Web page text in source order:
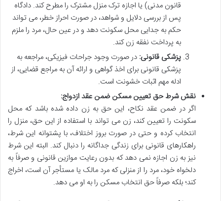
قانون مدنی) یا اجازه ترک منزل مشترک را مطرح کند. دادگاه
پس از بررسی دلایل و شواهد، در صورت احراز خطر، می تواند
حکم به جدایی محل سکونت دهد و در عین حال، مرد را ملزم
به پرداخت نفقه زن کند.
پزشکی قانونی: در صورت وجود جراحات فیزیکی، مراجعه به
پزشکی قانونی برای اخذ گواهی و ارائه آن به مراجع قضایی، از
ادله مهم اثبات خشونت است.
نقش شرط حق تعیین مسکن ضمن عقد ازدواج:
اگر در ضمن عقد نکاح، این حق به زن داده شده باشد که محل
سکونت را تعیین کند، زن می تواند با استفاده از این حق، منزل را
انتخاب کرده و حتی در صورت بروز اختلاف، با پشتوانه این شرط،
راهکارهای قانونی برای زندگی جداگانه را دنبال کند. البته این شرط
نیز به زن اجازه نمی دهد که بدون رعایت موازین قانونی و صرفاً به
دلخواه خود، مرد را از منزلی که مرد مالک یا مستأجر آن است، اخراج
کند؛ بلکه صرفاً حق انتخاب مسکن را به او می دهد.